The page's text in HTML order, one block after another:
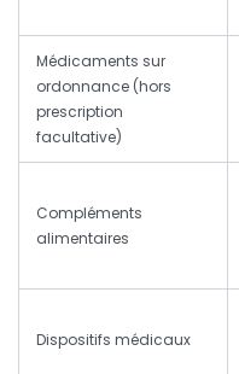
Médicaments sur
ordonnance (hors
prescription
facultative)
Compléments
alimentaires
Dispositifs médicaux